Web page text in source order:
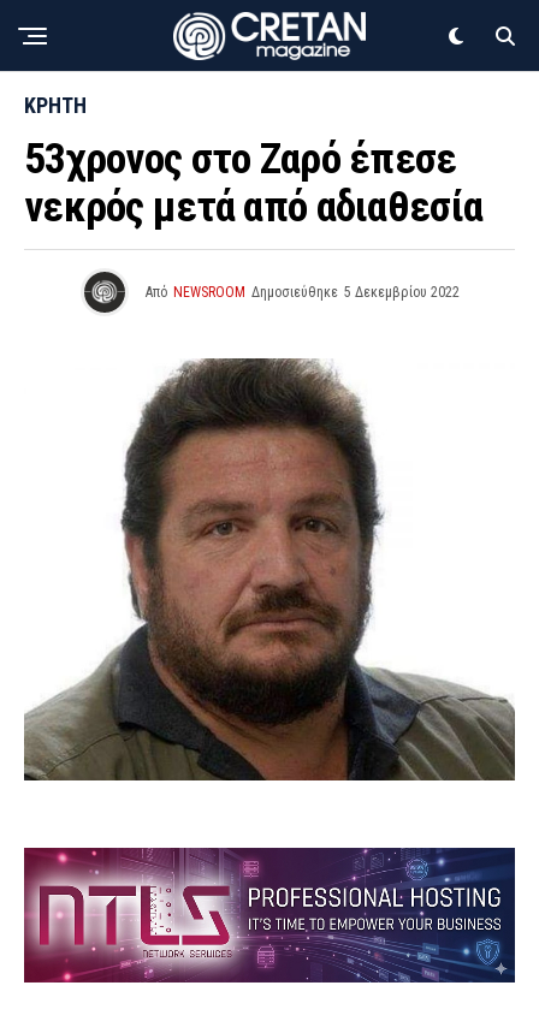
ΚΡΗΤΗ
53χρονος στο Ζαρό έπεσε
νεκρός μετά από αδιαθεσία
Από NEWSROOM Δημοσιεύθηκε 5 Δεκεμβρίου 2022